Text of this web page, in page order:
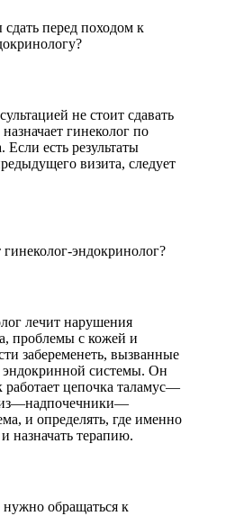
перед походом к
не стоит сдавать
гинеколог по
Если есть результаты
визита, следует
гинеколог-эндокринолог?
лечит нарушения
проблемы с кожей и
забеременеть, вызванные
системы. Он
цепочка таламус—
и определять, где именно
назначать терапию.
нужно обращаться к